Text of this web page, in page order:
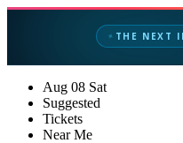
✦ THE NEXT
Aug 08 Sat
Suggested
Tickets
Near Me